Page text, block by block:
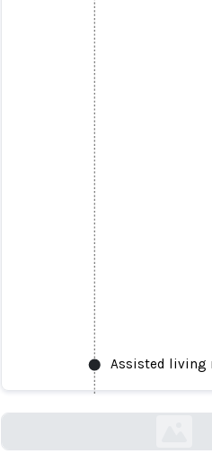
Assisted living
Assisted living